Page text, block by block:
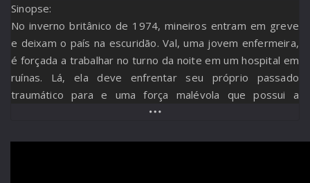
Sinopse:
No inverno britânico de 1974, mineiros entram em greve
e deixam o país na escuridão. Val, uma jovem enfermeira,
é forçada a trabalhar no turno da noite em um hospital em
ruínas. Lá, ela deve enfrentar seu próprio passado
traumático para e uma força malévola que possui a
intenção de destruir tudo ao seu redor.